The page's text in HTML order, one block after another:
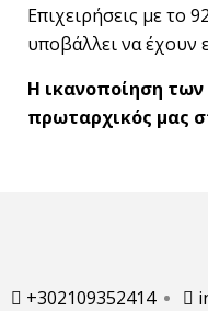
Επιχειρήσεις με το
υποβάλλει να έχουν
Η ικανοποίηση
πρωταρχικός μας
+302109352414